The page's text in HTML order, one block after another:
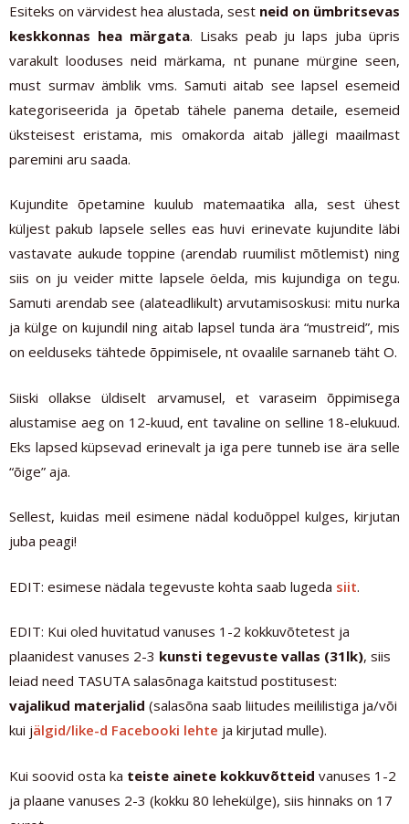
Esiteks on värvidest hea alustada, sest neid on ümbritsevas
keskkonnas hea märgata. Lisaks peab ju laps juba üpris
varakult looduses neid märkama, nt punane mürgine seen,
must surmav ämblik vms. Samuti aitab see lapsel esemeid
kategoriseerida ja õpetab tähele panema detaile, esemeid
üksteisest eristama, mis omakorda aitab jällegi maailmast
paremini aru saada.
Kujundite õpetamine kuulub matemaatika alla, sest ühest
küljest pakub lapsele selles eas huvi erinevate kujundite läbi
vastavate aukude toppine (arendab ruumilist mõtlemist) ning
siis on ju veider mitte lapsele öelda, mis kujundiga on tegu.
Samuti arendab see (alateadlikult) arvutamisoskusi: mitu nurka
ja külge on kujundil ning aitab lapsel tunda ära “mustreid”, mis
on eelduseks tähtede õppimisele, nt ovaalile sarnaneb täht O.
Siiski ollakse üldiselt arvamusel, et varaseim õppimisega
alustamise aeg on 12-kuud, ent tavaline on selline 18-elukuud.
Eks lapsed küpsevad erinevalt ja iga pere tunneb ise ära selle
“õige” aja.
Sellest, kuidas meil esimene nädal koduõppel kulges, kirjutan
juba peagi!
EDIT: esimese nädala tegevuste kohta saab lugeda siit.
EDIT: Kui oled huvitatud vanuses 1-2 kokkuvõtetest ja
plaanidest vanuses 2-3 kunsti tegevuste vallas (31lk), siis
leiad need TASUTA salasõnaga kaitstud postitusest:
vajalikud materjalid (salasõna saab liitudes meililistiga ja/või
kui jälgid/like-d Facebooki lehte ja kirjutad mulle).
Kui soovid osta ka teiste ainete kokkuvõtteid vanuses 1-2
ja plaane vanuses 2-3 (kokku 80 lehekülge), siis hinnaks on 17